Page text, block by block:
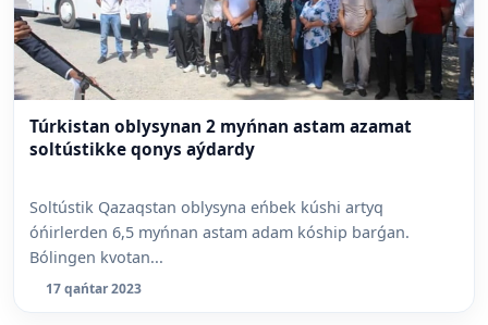
Túrkistan oblysynan 2 myńnan astam azamat
soltústikke qonys aýdardy
Soltústik Qazaqstan oblysyna eńbek kúshi artyq
óńirlerden 6,5 myńnan astam adam kóship barǵan.
Bólingen kvotan...
17 qańtar 2023